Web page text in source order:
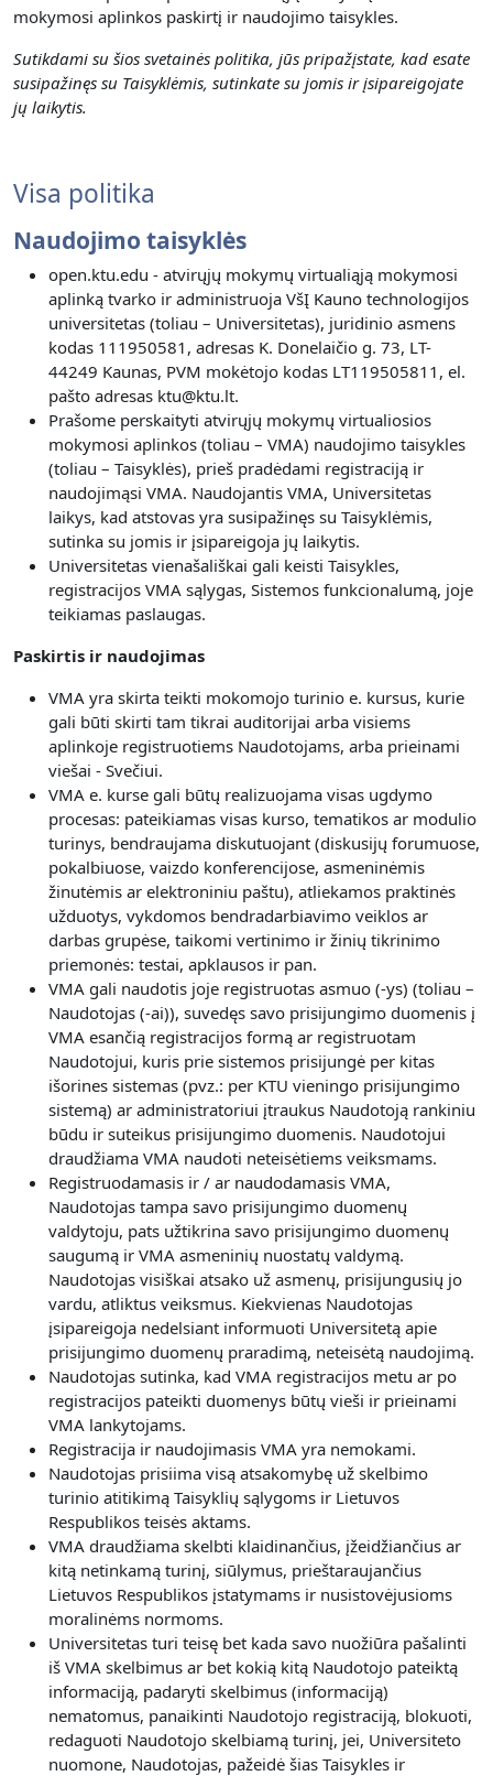
mokymosi aplinkos paskirtį ir naudojimo taisykles.
Sutikdami su šios svetainės politika, jūs pripažįstate, kad esate
susipažinęs su Taisyklėmis, sutinkate su jomis ir įsipareigojate
jų laikytis.
Visa politika
Naudojimo taisyklės
open.ktu.edu - atvirųjų mokymų virtualiąją mokymosi
aplinką tvarko ir administruoja VšĮ Kauno technologijos
universitetas (toliau – Universitetas), juridinio asmens
kodas 111950581, adresas K. Donelaičio g. 73, LT-
44249 Kaunas, PVM mokėtojo kodas LT119505811, el.
pašto adresas ktu@ktu.lt.
Prašome perskaityti atvirųjų mokymų virtualiosios
mokymosi aplinkos (toliau – VMA) naudojimo taisykles
(toliau – Taisyklės), prieš pradėdami registraciją ir
naudojimąsi VMA. Naudojantis VMA, Universitetas
laikys, kad atstovas yra susipažinęs su Taisyklėmis,
sutinka su jomis ir įsipareigoja jų laikytis.
Universitetas vienašališkai gali keisti Taisykles,
registracijos VMA sąlygas, Sistemos funkcionalumą, joje
teikiamas paslaugas.
Paskirtis ir naudojimas
VMA yra skirta teikti mokomojo turinio e. kursus, kurie
gali būti skirti tam tikrai auditorijai arba visiems
aplinkoje registruotiems Naudotojams, arba prieinami
viešai - Svečiui.
VMA e. kurse gali būtų realizuojama visas ugdymo
procesas: pateikiamas visas kurso, tematikos ar modulio
turinys, bendraujama diskutuojant (diskusijų forumuose,
pokalbiuose, vaizdo konferencijose, asmeninėmis
žinutėmis ar elektroniniu paštu), atliekamos praktinės
užduotys, vykdomos bendradarbiavimo veiklos ar
darbas grupėse, taikomi vertinimo ir žinių tikrinimo
priemonės: testai, apklausos ir pan.
VMA gali naudotis joje registruotas asmuo (-ys) (toliau –
Naudotojas (-ai)), suvedęs savo prisijungimo duomenis į
VMA esančią registracijos formą ar registruotam
Naudotojui, kuris prie sistemos prisijungė per kitas
išorines sistemas (pvz.: per KTU vieningo prisijungimo
sistemą) ar administratoriui įtraukus Naudotoją rankiniu
būdu ir suteikus prisijungimo duomenis. Naudotojui
draudžiama VMA naudoti neteisėtiems veiksmams.
Registruodamasis ir / ar naudodamasis VMA,
Naudotojas tampa savo prisijungimo duomenų
valdytoju, pats užtikrina savo prisijungimo duomenų
saugumą ir VMA asmeninių nuostatų valdymą.
Naudotojas visiškai atsako už asmenų, prisijungusių jo
vardu, atliktus veiksmus. Kiekvienas Naudotojas
įsipareigoja nedelsiant informuoti Universitetą apie
prisijungimo duomenų praradimą, neteisėtą naudojimą.
Naudotojas sutinka, kad VMA registracijos metu ar po
registracijos pateikti duomenys būtų vieši ir prieinami
VMA lankytojams.
Registracija ir naudojimasis VMA yra nemokami.
Naudotojas prisiima visą atsakomybę už skelbimo
turinio atitikimą Taisyklių sąlygoms ir Lietuvos
Respublikos teisės aktams.
VMA draudžiama skelbti klaidinančius, įžeidžiančius ar
kitą netinkamą turinį, siūlymus, prieštaraujančius
Lietuvos Respublikos įstatymams ir nusistovėjusioms
moralinėms normoms.
Universitetas turi teisę bet kada savo nuožiūra pašalinti
iš VMA skelbimus ar bet kokią kitą Naudotojo pateiktą
informaciją, padaryti skelbimus (informaciją)
nematomus, panaikinti Naudotojo registraciją, blokuoti,
redaguoti Naudotojo skelbiamą turinį, jei, Universiteto
nuomone, Naudotojas, pažeidė šias Taisykles ir